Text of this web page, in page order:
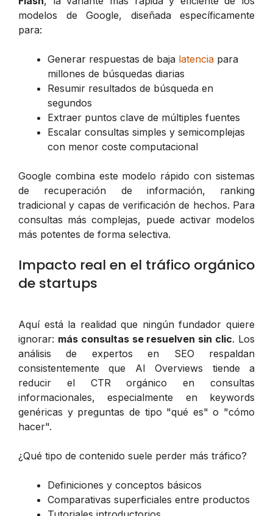
modelos de Google, diseñada específicamente
para:
Generar respuestas de baja latencia para
millones de búsquedas diarias
Resumir resultados de búsqueda en
segundos
Extraer puntos clave de múltiples fuentes
Escalar consultas simples y semicomplejas
con menor coste computacional
Google combina este modelo rápido con sistemas
de recuperación de información, ranking
tradicional y capas de verificación de hechos. Para
consultas más complejas, puede activar modelos
más potentes de forma selectiva.
Impacto real en el tráfico orgánico
de startups
Aquí está la realidad que ningún fundador quiere
ignorar: más consultas se resuelven sin clic. Los
análisis de expertos en SEO respaldan
consistentemente que AI Overviews tiende a
reducir el CTR orgánico en consultas
informacionales, especialmente en keywords
genéricas y preguntas de tipo "qué es" o "cómo
hacer".
¿Qué tipo de contenido suele perder más tráfico?
Definiciones y conceptos básicos
Comparativas superficiales entre productos